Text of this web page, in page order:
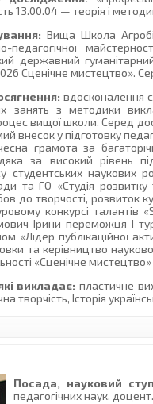
13.00.04 — теорія і
Вища Школа
педагогічної
державний
026 Сценічне
вдосконалення
занять з методики
вищої школи. Серед
внесок у підготовку
грамота за
за високий рівень
студентських наукових
та ГО «Студія
до творчості, розвиток
конкурсі талантів
Ірини переможця І туру
«Лідер публікаційної
та керівництво
«Сценічне
викладає: пластичне
творчість, Історія
Посада, науковий
педагогічних наук, доцент.